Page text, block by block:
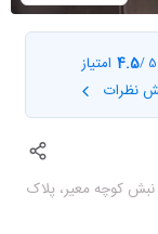
5 /
4.5 امتیاز
نظرات
نبش کوچه معیر، پلاک